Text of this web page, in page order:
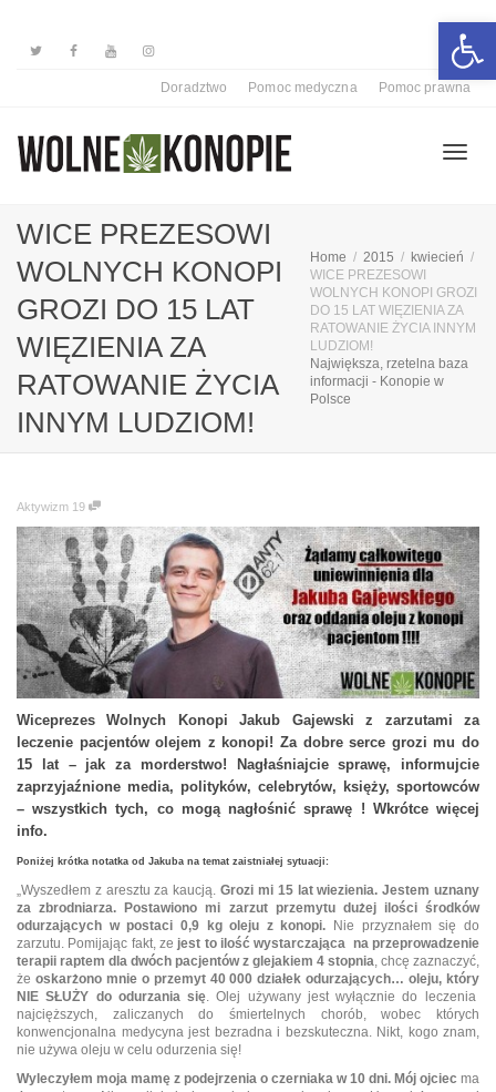
Doradztwo Pomoc medyczna Pomoc prawna
WICE PREZESOWI
WOLNYCH KONOPI
GROZI DO 15 LAT
WIĘZIENIA ZA
RATOWANIE ŻYCIA
INNYM LUDZIOM!
Home 2015
kwiecień
WICE PREZESOWI
WOLNYCH KONOPI GROZI
DO 15 LAT WIĘZIENIA ZA
RATOWANIE ŻYCIA INNYM
LUDZIOM!
Największa, rzetelna baza
informacji - Konopie w
Polsce
Aktywizm 19
Wiceprezes Wolnych Konopi Jakub Gajewski z zarzutami za
leczenie pacjentów olejem z konopi! Za dobre serce grozi mu do
15 lat – jak za morderstwo! Nagłaśniajcie sprawę, informujcie
zaprzyjaźnione media, polityków, celebrytów, księży, sportowców
– wszystkich tych, co mogą nagłośnić sprawę ! Wkrótce więcej
info.
Poniżej krótka notatka od Jakuba na temat zaistniałej sytuacji:
„Wyszedłem z aresztu za kaucją.Grozi mi 15 lat wiezienia. Jestem uznany
za zbrodniarza. Postawiono mi zarzut przemytu dużej ilości środków
odurzających w postaci 0,9 kg oleju z konopi. Nie przyznałem się do
zarzutu. Pomijając fakt, ze jest to ilość wystarczająca na przeprowadzenie
terapii raptem dla dwóch pacjentów z glejakiem 4 stopnia, chcę zaznaczyć,
że oskarżono mnie o przemyt 40 000 działek odurzających… oleju, który
NIE SŁUŻY do odurzania się. Olej używany jest wyłącznie do leczenia
najcięższych, zaliczanych do śmiertelnych chorób, wobec których
konwencjonalna medycyna jest bezradna i bezskuteczna. Nikt, kogo znam,
nie używa oleju w celu odurzenia się!
Wyleczyłem moja mamę z podejrzenia o czerniaka w 10 dni. Mój ojciec ma